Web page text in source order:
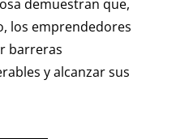
demuestran que,
los emprendedores
barreras
y alcanzar sus